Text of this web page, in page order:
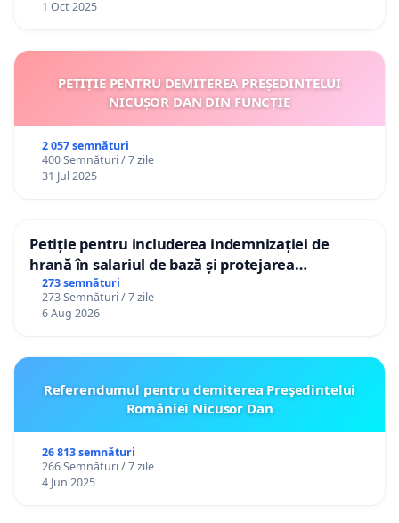
1 Oct 2025
PETIȚIE PENTRU DEMITEREA PREȘEDINTELUI
NICUȘOR DAN DIN FUNCȚIE
2 057 semnături
400 Semnături / 7 zile
31 Jul 2025
Petiție pentru includerea indemnizației de
hrană în salariul de bază și protejarea
gradațiilor de vechime pentru asistenții
personali
273 semnături
273 Semnături / 7 zile
6 Aug 2026
Referendumul pentru demiterea Preşedintelui
României Nicusor Dan
26 813 semnături
266 Semnături / 7 zile
4 Jun 2025